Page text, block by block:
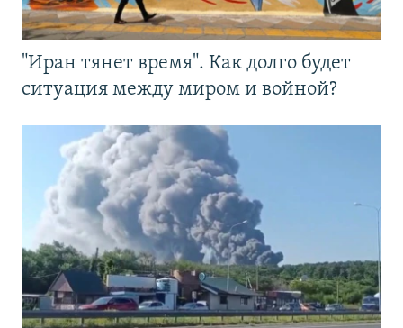
"Иран тянет время". Как долго будет
ситуация между миром и войной?